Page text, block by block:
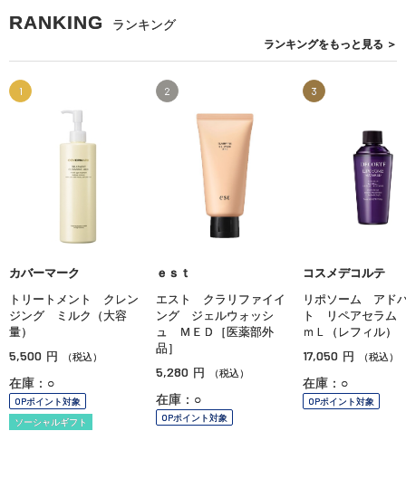
RANKING ランキング
ランキングをもっと見る ＞
1
カバーマーク
トリートメント クレン
ジング ミルク（大容
量）
5,500 円 （税込）
在庫：○
OPポイント対象
ソーシャルギフト
2
ｅｓｔ
エスト クラリファイイ
ング ジェルウォッシ
ュ ＭＥＤ［医薬部外
品］
5,280 円 （税込）
在庫：○
OPポイント対象
3
コスメデコルテ
リポソーム アド
ト リペアセラム
ｍＬ（レフィル）
17,050 円 （税込）
在庫：○
OPポイント対象